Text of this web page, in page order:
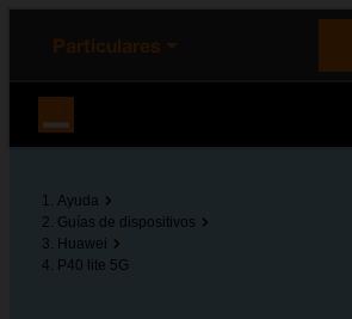
principal
la página
Particulares
Ayuda
Guías de dispositivos
Huawei
P40 lite 5G